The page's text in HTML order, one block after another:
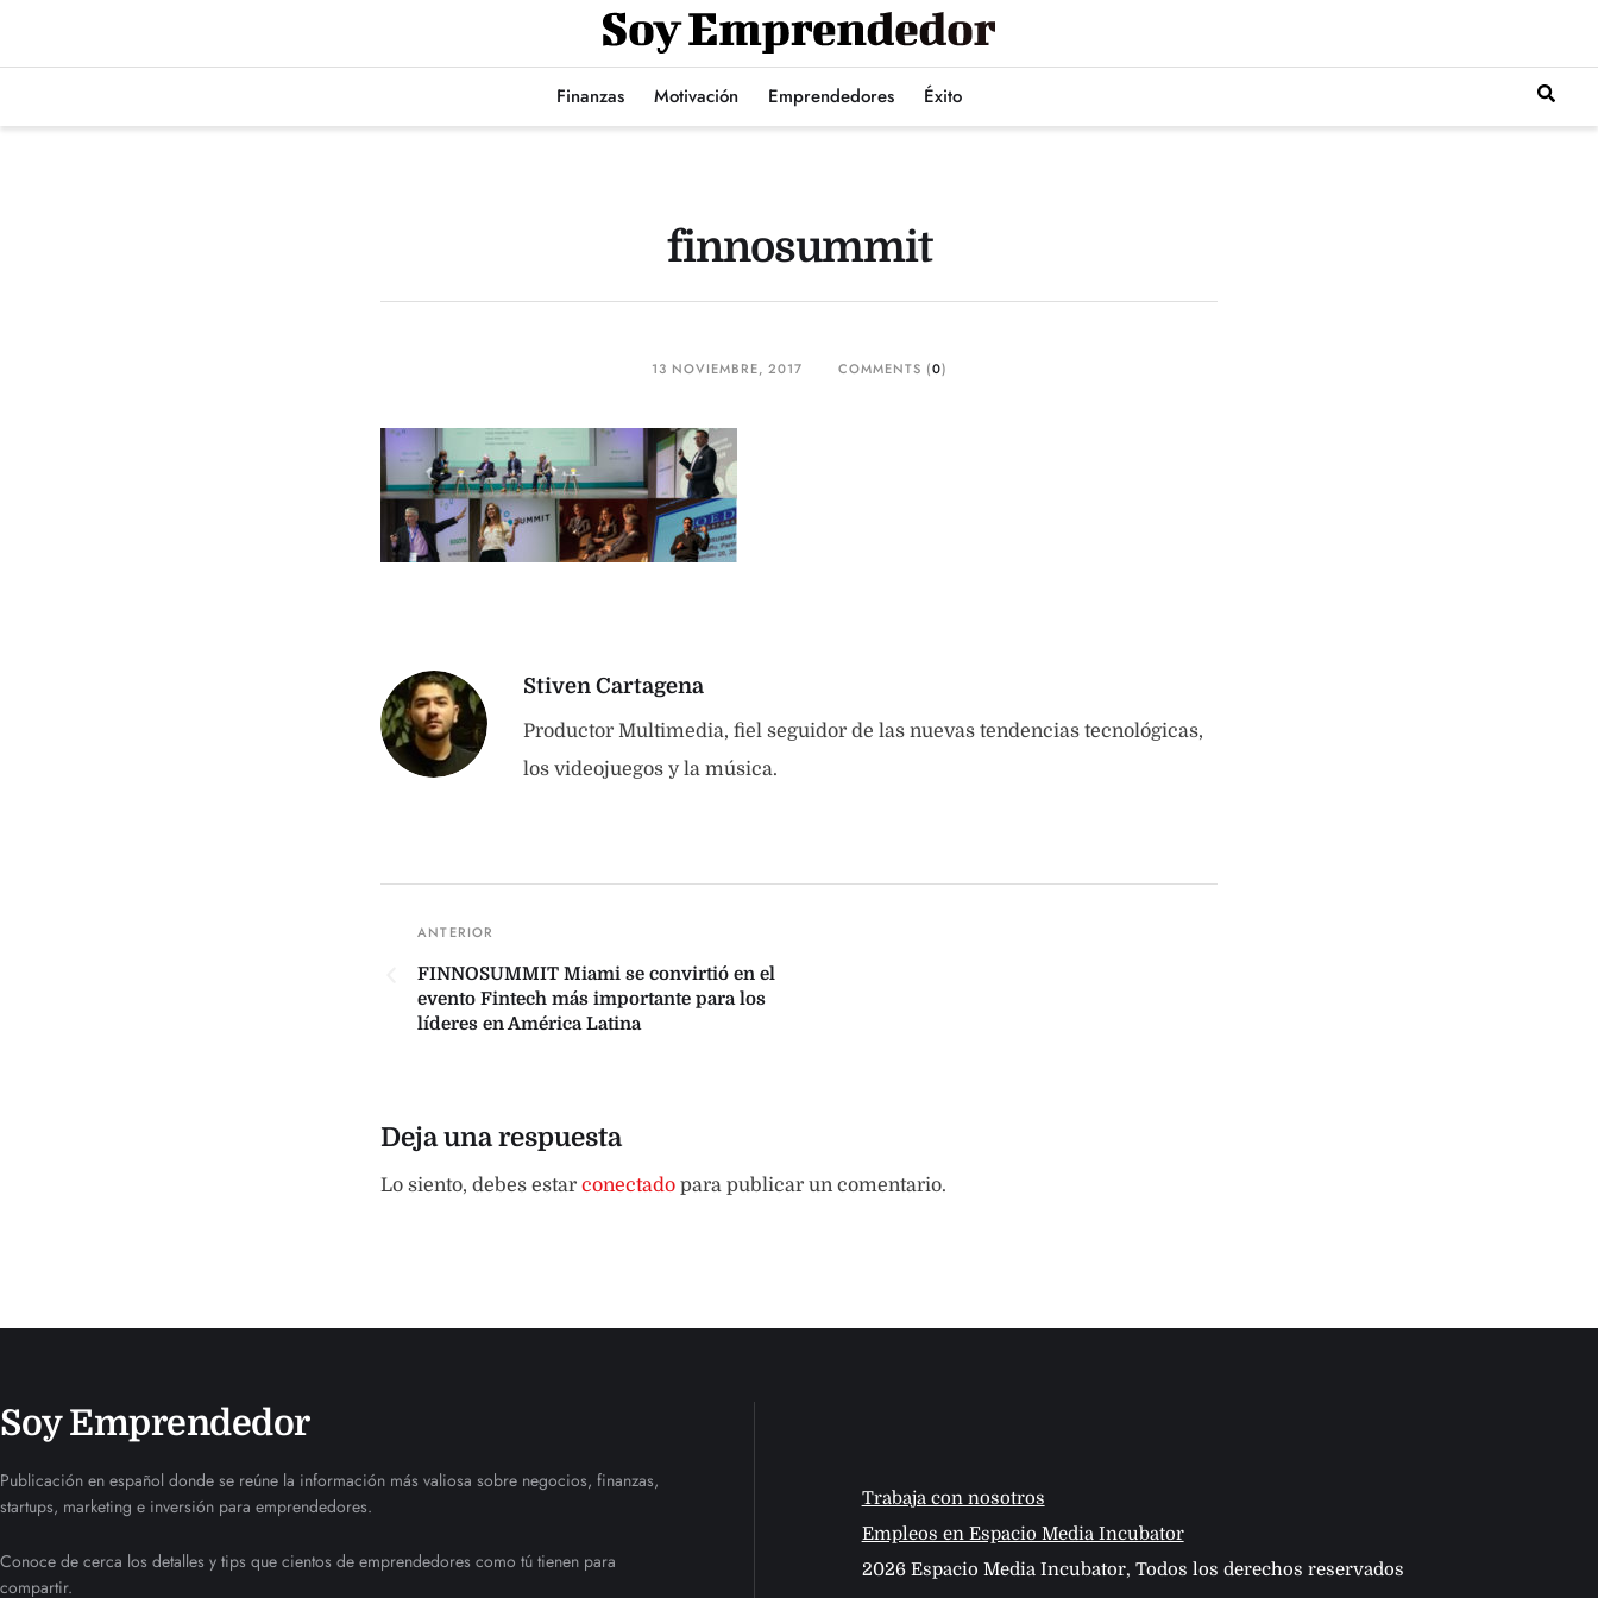
Finanzas Motivación Emprendedores Éxito
finnosummit
13 NOVIEMBRE, 2017 COMMENTS (0)
Stiven Cartagena
Productor Multimedia, fiel seguidor de las nuevas tendencias tecnológicas,
los videojuegos y la música.
FINNOSUMMIT Miami se convirtió en el
evento Fintech más importante para los
líderes en América Latina
Deja una respuesta
Lo siento, debes estar conectado para publicar un comentario.
Soy Emprendedor
Publicación en español donde se reúne la información más valiosa sobre negocios, finanzas,
startups, marketing e inversión para emprendedores.
Conoce de cerca los detalles y tips que cientos de emprendedores como tú tienen para
compartir.
Trabaja con nosotros
Empleos en Espacio Media Incubator
2026 Espacio Media Incubator, Todos los derechos reservados